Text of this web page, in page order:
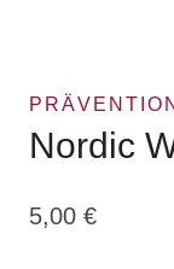
Nordic
5,00 €